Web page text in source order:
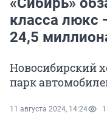
класса люкс
24,5
Новосибирский
парк
11 августа 2024, 14:24